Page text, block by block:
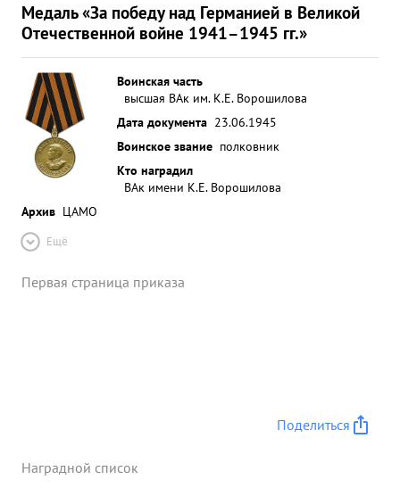
Медаль «За победу над Германией в Великой
Отечественной войне 1941–1945 гг.»
Воинская часть
высшая ВАк им. К.Е. Ворошилова
Дата документа 23.06.1945
Воинское звание полковник
Кто наградил
ВАк имени К.Е. Ворошилова
Архив ЦАМО
Ещё
Первая страница приказа
Поделиться
Наградной список